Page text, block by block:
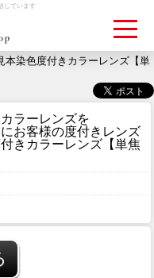
しています
お買いものカゴ
検眼予約
報
本染色度付きカラーレンズ【単
ラーレンズを
お客様の度付きレンズ
きカラーレンズ【単焦